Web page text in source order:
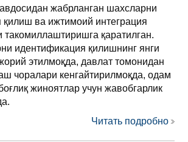
жабрланган шахсларни
ва ижтимоий интеграция
такомиллаштиришга қаратилган.
идентификация қилишнинг янги
этилмоқда, давлат томонидан
чоралари кенгайтирилмоқда, одам
жиноятлар учун жавобгарлик
Читать подробно